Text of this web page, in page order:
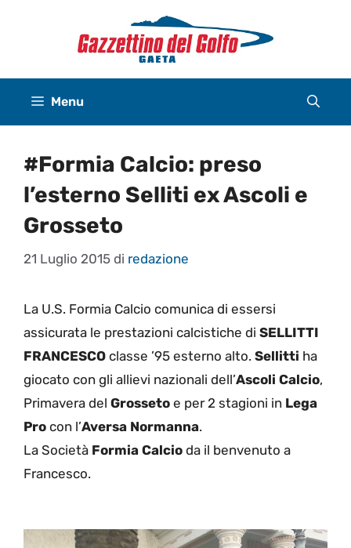
Menu
#Formia Calcio: preso
l’esterno Selliti ex Ascoli e
Grosseto
21 Luglio 2015 di redazione
La U.S. Formia Calcio comunica di essersi
assicurata le prestazioni calcistiche di SELLITTI
FRANCESCO classe ’95 esterno alto. Sellitti ha
giocato con gli allievi nazionali dell’Ascoli Calcio,
Primavera del Grosseto e per 2 stagioni in Lega
Pro con l’Aversa Normanna.
La Società Formia Calcio da il benvenuto a
Francesco.